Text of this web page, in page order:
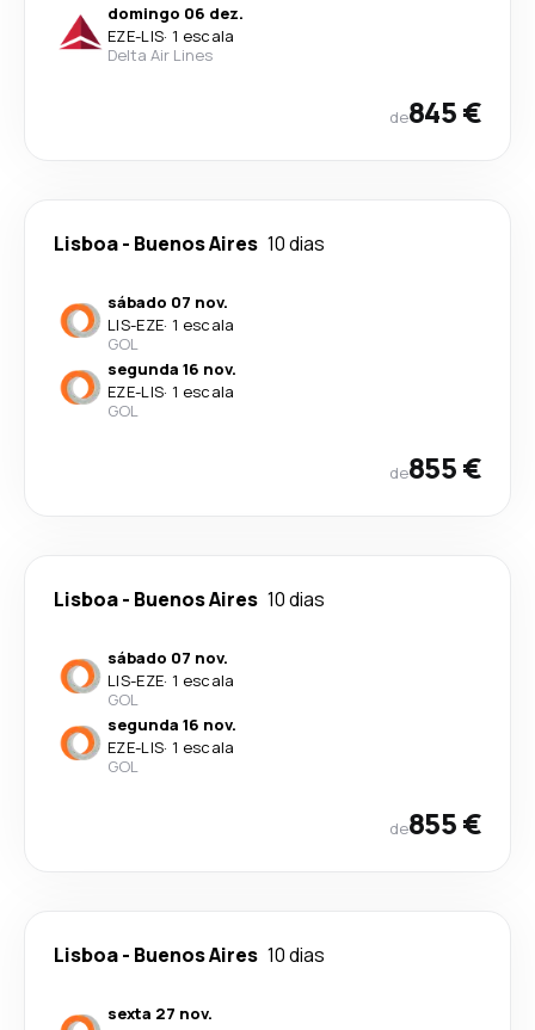
domingo 06 dez.
EZE-LIS· 1 escala
Delta Air Lines
de845 €
Lisboa- Buenos Aires 10 dias
sábado 07 nov.
LIS-EZE· 1 escala
GOL
segunda 16 nov.
EZE-LIS· 1 escala
GOL
de855 €
Lisboa- Buenos Aires 10 dias
sábado 07 nov.
LIS-EZE· 1 escala
GOL
segunda 16 nov.
EZE-LIS· 1 escala
GOL
de855 €
Lisboa- Buenos Aires 10 dias
sexta 27 nov.